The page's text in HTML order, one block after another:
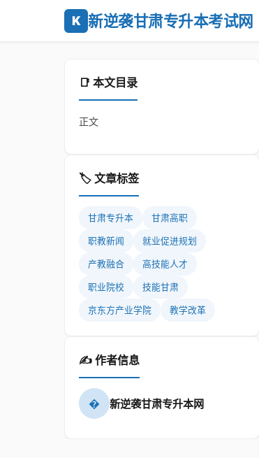
K 新逆袭甘肃专升本考试网
📑 本文目录
正文
🏷️ 文章标签
甘肃专升本 甘肃高职
职教新闻 就业促进规划
产教融合 高技能人才
职业院校 技能甘肃
京东方产业学院 教学改革
✍️ 作者信息
� 新逆袭甘肃专升本网